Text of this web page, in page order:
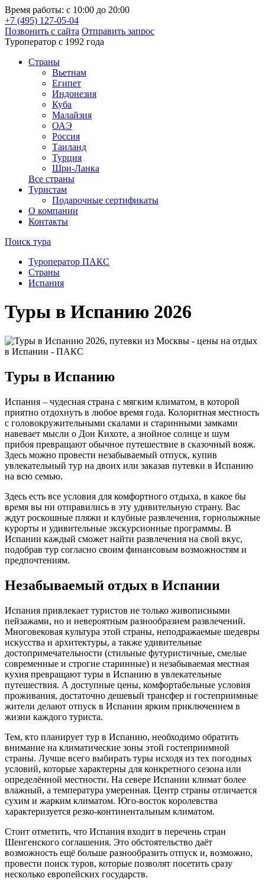
Время работы: с 10:00 до 20:00
+7 (495) 127-05-04
Позвонить с сайта Отправить запрос
Туроператор с 1992 года
Cтраны
Вьетнам
Египет
Индонезия
Куба
Малайзия
ОАЭ
Россия
Таиланд
Турция
Шри-Ланка
Все страны
Туристам
Подарочные сертификаты
О компании
Контакты
Поиск тура
Туроператор ПАКС
Cтраны
Испания
Туры в Испанию 2026
Туры в Испанию
Испания – чудесная страна с мягким климатом, в которой
приятно отдохнуть в любое время года. Колоритная местность
с головокружительными скалами и старинными замками
навевает мысли о Дон Кихоте, а знойное солнце и шум
прибоя превращают обычное путешествие в сказочный вояж.
Здесь можно провести незабываемый отпуск, купив
увлекательный тур на двоих или заказав путевки в Испанию
на всю семью.
Здесь есть все условия для комфортного отдыха, в какое бы
время вы ни отправились в эту удивительную страну. Вас
ждут роскошные пляжи и клубные развлечения, горнолыжные
курорты и удивительные экскурсионные программы. В
Испании каждый сможет найти развлечения на свой вкус,
подобрав тур согласно своим финансовым возможностям и
предпочтениям.
Незабываемый отдых в Испании
Испания привлекает туристов не только живописными
пейзажами, но и невероятным разнообразием развлечений.
Многовековая культура этой страны, неподражаемые шедевры
искусства и архитектуры, а также удивительные
достопримечательности (стильные футуристичные, смелые
современные и строгие старинные) и незабываемая местная
кухня превращают туры в Испанию в увлекательные
путешествия. А доступные цены, комфортабельные условия
проживания, достаточно дешевый трансфер и гостеприимные
жители делают отпуск в Испании ярким приключением в
жизни каждого туриста.
Тем, кто планирует тур в Испанию, необходимо обратить
внимание на климатические зоны этой гостеприимной
страны. Лучше всего выбирать туры исходя из тех погодных
условий, которые характерны для конкретного сезона или
определённой местности. На севере Испании климат более
влажный, а температура умеренная. Центр страны отличается
сухим и жарким климатом. Юго-восток королевства
характеризуется резко-континентальным климатом.
Стоит отметить, что Испания входит в перечень стран
Шенгенского соглашения. Это обстоятельство даёт
возможность ещё больше разнообразить отпуск и, возможно,
провести поиск туров, которые позволят посетить сразу
несколько европейских государств.